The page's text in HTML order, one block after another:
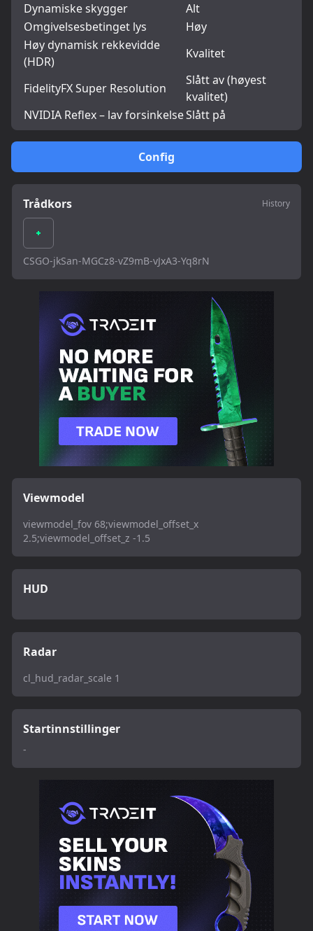
Config
Trådkors History
CSGO-jkSan-MGCz8-vZ9mB-vJxA3-Yq8rN
Viewmodel
viewmodel_fov 68;viewmodel_offset_x
2.5;viewmodel_offset_z -1.5
HUD
Radar
cl_hud_radar_scale 1
Startinnstillinger
-
Dynamiske skygger
Alt
Omgivelsesbetinget lys
Høy
Høy dynamisk rekkevidde
(HDR)
Kvalitet
FidelityFX Super Resolution
Slått av (høyest
kvalitet)
NVIDIA Reflex – lav forsinkelseSlått på